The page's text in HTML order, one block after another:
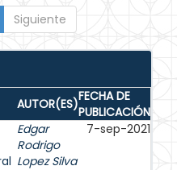
Siguiente
AUTOR(ES)FECHA DE
PUBLICACIÓN
Edgar
Rodrigo
Lopez Silva
7-sep-2021